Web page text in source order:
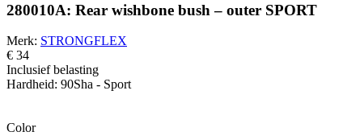
280010A: Rear wishbone bush – outer SPORT
Merk: STRONGFLEX
€ 34
Inclusief belasting
Hardheid: 90Sha - Sport
Color